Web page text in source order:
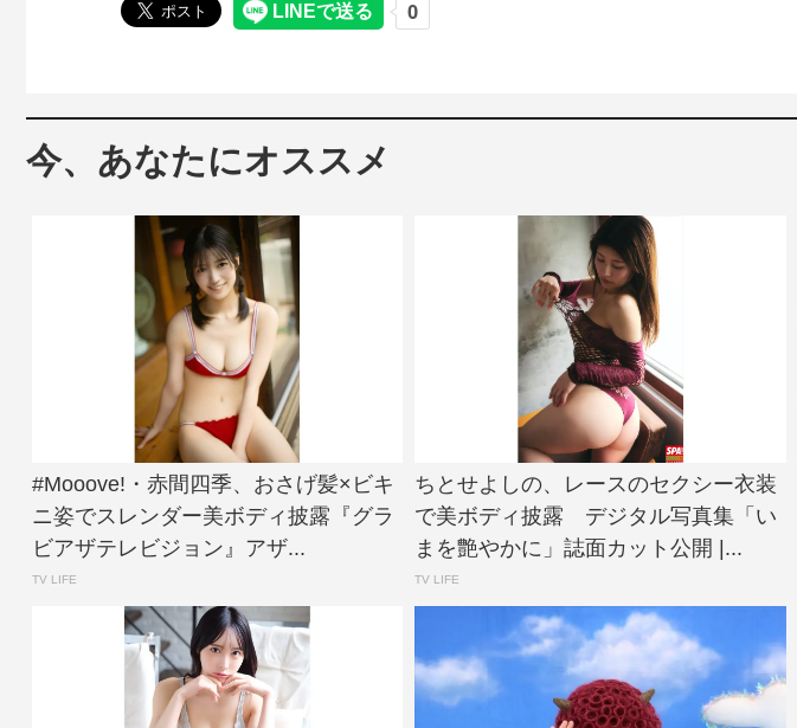
今、あなたにオススメ
#Mooove!・赤間四季、おさげ髪×ビキ
ニ姿でスレンダー美ボディ披露『グラ
ビアザテレビジョン』アザ...
TV LIFE
ちとせよしの、レースのセクシー衣装
で美ボディ披露 デジタル写真集「い
まを艶やかに」誌面カット公開 |...
TV LIFE